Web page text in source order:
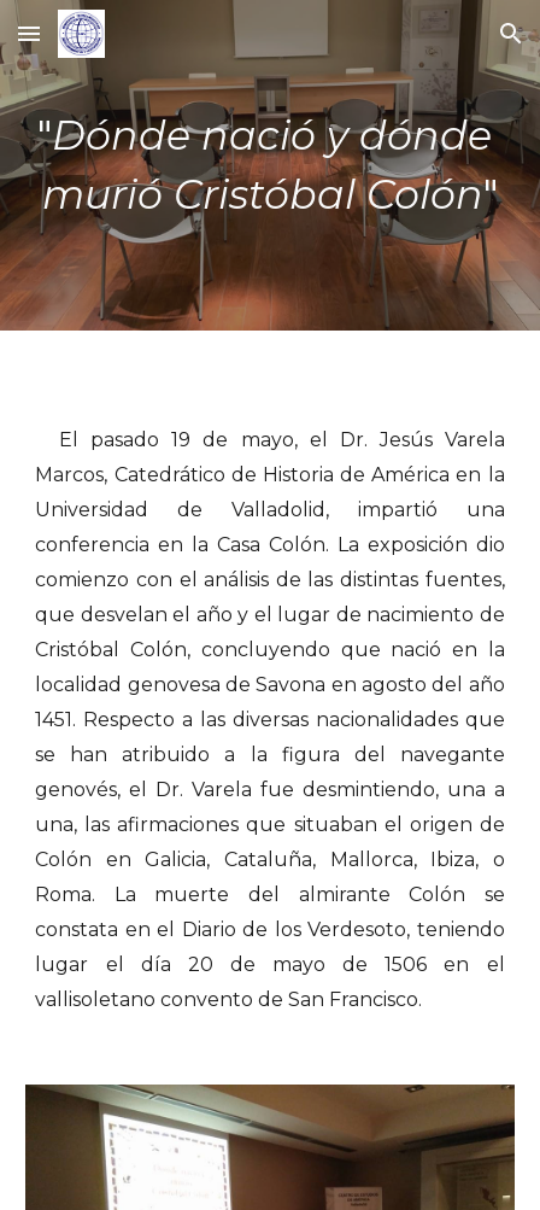
Skip to main content Skip to navigation
"Dónde nació y dónde
murió Cristóbal Colón"
El pasado 19 de mayo, el Dr. Jesús Varela
Marcos, Catedrático de Historia de América en la
Universidad de Valladolid, impartió una
conferencia en la Casa Colón. La exposición dio
comienzo con el análisis de las distintas fuentes,
que desvelan el año y el lugar de nacimiento de
Cristóbal Colón, concluyendo que nació en la
localidad genovesa de Savona en agosto del año
1451. Respecto a las diversas nacionalidades que
se han atribuido a la figura del navegante
genovés, el Dr. Varela fue desmintiendo, una a
una, las afirmaciones que situaban el origen de
Colón en Galicia, Cataluña, Mallorca, Ibiza, o
Roma. La muerte del almirante Colón se
constata en el Diario de los Verdesoto, teniendo
lugar el día 20 de mayo de 1506 en el
vallisoletano convento de San Francisco.